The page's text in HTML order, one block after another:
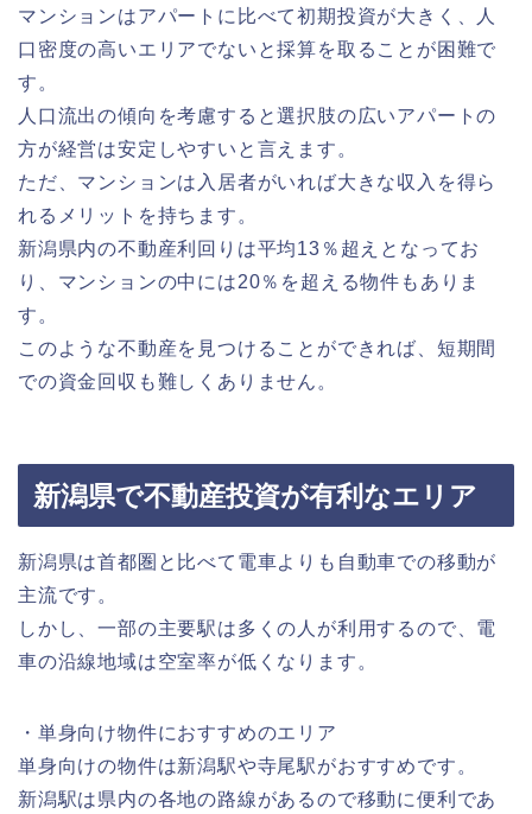
マンションはアパートに比べて初期投資が大きく、人
口密度の高いエリアでないと採算を取ることが困難で
す。
人口流出の傾向を考慮すると選択肢の広いアパートの
方が経営は安定しやすいと言えます。
ただ、マンションは入居者がいれば大きな収入を得ら
れるメリットを持ちます。
新潟県内の不動産利回りは平均13％超えとなってお
り、マンションの中には20％を超える物件もありま
す。
このような不動産を見つけることができれば、短期間
での資金回収も難しくありません。
新潟県で不動産投資が有利なエリア
新潟県は首都圏と比べて電車よりも自動車での移動が
主流です。
しかし、一部の主要駅は多くの人が利用するので、電
車の沿線地域は空室率が低くなります。
・単身向け物件におすすめのエリア
単身向けの物件は新潟駅や寺尾駅がおすすめです。
新潟駅は県内の各地の路線があるので移動に便利であ